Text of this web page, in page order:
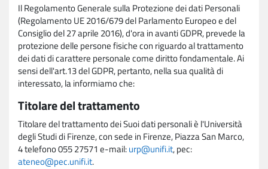
Il Regolamento Generale sulla Protezione dei dati Personali
(Regolamento UE 2016/679 del Parlamento Europeo e del
Consiglio del 27 aprile 2016), d'ora in avanti GDPR, prevede la
protezione delle persone fisiche con riguardo al trattamento
dei dati di carattere personale come diritto fondamentale. Ai
sensi dell'art.13 del GDPR, pertanto, nella sua qualità di
interessato, la informiamo che:
Titolare del trattamento
Titolare del trattamento dei Suoi dati personali è l'Università
degli Studi di Firenze, con sede in Firenze, Piazza San Marco,
4 telefono 055 27571 e-mail:urp@unifi.it, pec:
ateneo@pec.unifi.it.